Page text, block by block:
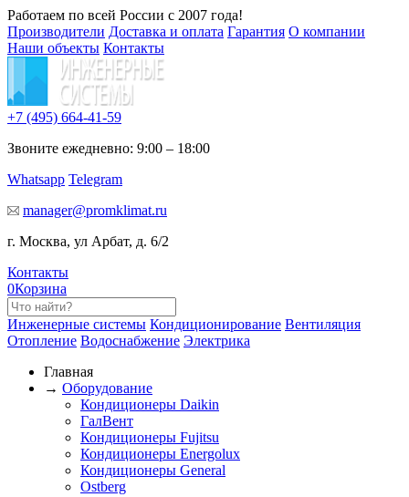
Работаем по всей России с 2007 года!
Производители Доставка и оплата Гарантия О компании
Наши объекты Контакты
+7 (495) 664-41-59
Звоните ежедневно: 9:00 – 18:00
Whatsapp Telegram
manager@promklimat.ru
г. Москва, ул Арбат, д. 6/2
Контакты
0Корзина
Инженерные системы Кондиционирование Вентиляция
Отопление Водоснабжение Электрика
Главная
→ Оборудование
Кондиционеры Daikin
ГалВент
Кондиционеры Fujitsu
Кондиционеры Energolux
Кондиционеры General
Ostberg